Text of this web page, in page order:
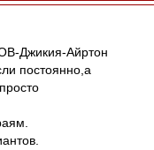
Джикия-Айртон
постоянно,а